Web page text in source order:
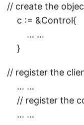
// create the
c := &Control{
… …
}
// register the
… …
// register the
… …